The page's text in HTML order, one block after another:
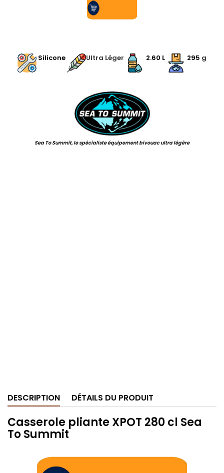
Silicone Ultra Léger 2.60 L 295 g
Sea To Summit, le spécialiste équipement bivouac ultra légère
DESCRIPTION DÉTAILS DU PRODUIT
Casserole pliante XPOT 280 cl Sea
To Summit
.